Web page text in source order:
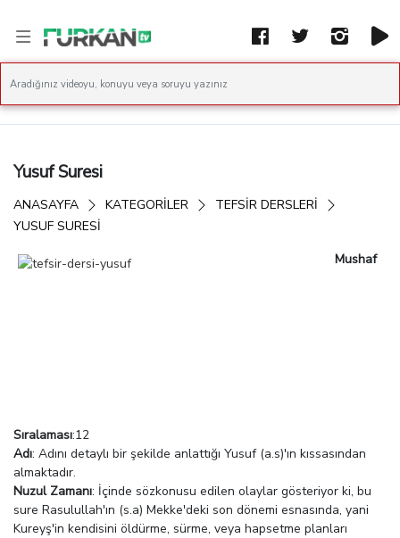
Yusuf Suresi
ANASAYFA KATEGORİLER
TEFSIR DERSLERI
YUSUF SURESI
Mushaf
Sıralaması:12
Adı: Adını detaylı bir şekilde anlattığı Yusuf (a.s)'ın kıssasından
almaktadır.
Nuzul Zamanı: İçinde sözkonusu edilen olaylar gösteriyor ki, bu
sure Rasulullah'ın (s.a) Mekke'deki son dönemi esnasında, yani
Kureyş'in kendisini öldürme, sürme, veya hapsetme planları